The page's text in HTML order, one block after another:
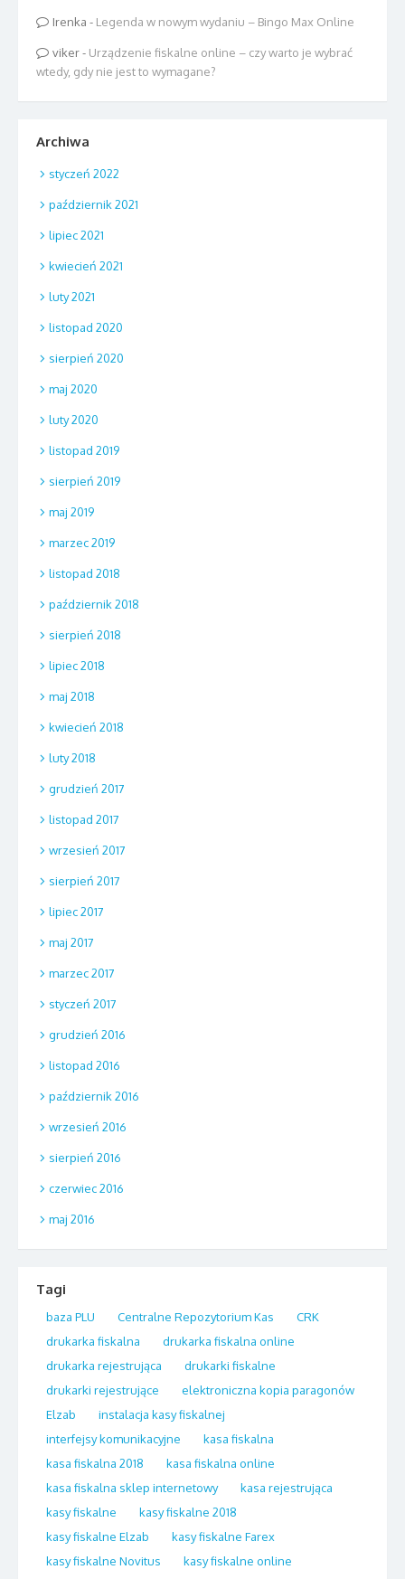
Irenka - Legenda w nowym wydaniu – Bingo Max Online
viker- Urządzenie fiskalne online – czy warto je wybrać
wtedy, gdy nie jest to wymagane?
Archiwa
styczeń 2022
październik 2021
lipiec 2021
kwiecień 2021
luty 2021
listopad 2020
sierpień 2020
maj 2020
luty 2020
listopad 2019
sierpień 2019
maj 2019
marzec 2019
listopad 2018
październik 2018
sierpień 2018
lipiec 2018
maj 2018
kwiecień 2018
luty 2018
grudzień 2017
listopad 2017
wrzesień 2017
sierpień 2017
lipiec 2017
maj 2017
marzec 2017
styczeń 2017
grudzień 2016
listopad 2016
październik 2016
wrzesień 2016
sierpień 2016
czerwiec 2016
maj 2016
Tagi
baza PLU Centralne Repozytorium Kas
CRK
drukarka fiskalna
drukarka fiskalna online
drukarka rejestrująca
drukarki fiskalne
drukarki rejestrujące
elektroniczna kopia paragonów
Elzab
instalacja kasy fiskalnej
interfejsy komunikacyjne
kasa fiskalna
kasa fiskalna 2018
kasa fiskalna online
kasa fiskalna sklep internetowy
kasa rejestrująca
kasy fiskalne
kasy fiskalne 2018
kasy fiskalne Elzab
kasy fiskalne Farex
kasy fiskalne Novitus
kasy fiskalne online